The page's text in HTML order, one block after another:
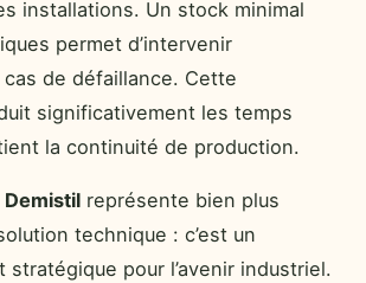
installations. Un stock minimal
permet d’intervenir
de défaillance. Cette
significativement les temps
la continuité de production.
Demistil représente bien plus
technique : c’est un
stratégique pour l’avenir industriel.